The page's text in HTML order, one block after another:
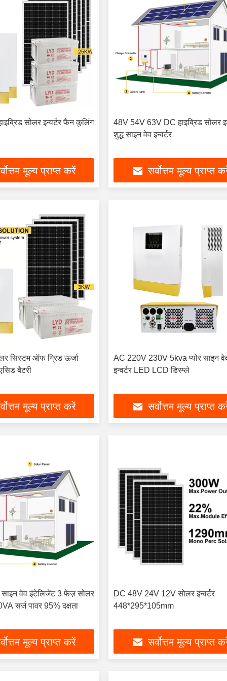
सोलर इन्वर्टर फैन कूलिंग
मूल्य प्राप्त करें
48V 54V 63V DC हाइब्रिड सोलर
शुद्ध साइन वेव इन्वर्टर
सर्वोत्तम मूल्य प्राप्त
सिस्टम ऑफ ग्रिड ऊर्जा
बैटरी
मूल्य प्राप्त करें
AC 220V 230V 5kva प्योर साइन
इन्वर्टर LED LCD डिस्प्ले
सर्वोत्तम मूल्य प्राप्त
साइन वेव इंटेलिजेंट 3 फेज़ सोलर
सर्ज पावर 95% दक्षता
मूल्य प्राप्त करें
DC 48V 24V 12V सोलर इन्वर्टर
448*295*105mm
सर्वोत्तम मूल्य प्राप्त